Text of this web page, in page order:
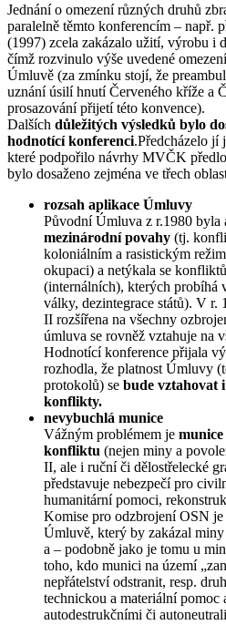
Jednání o omezení různých druhů
paralelně těmto konferencím – např.
(1997) zcela zakázalo užití, výrobu i
čímž rozvinulo výše uvedené
Úmluvě (za zmínku stojí, že
uznání úsilí hnutí Červeného kříže a
prosazování přijetí této konvence).
Dalších důležitých výsledků bylo
hodnotící konferenci.Předcházelo jí
které podpořilo návrhy MVČK
bylo dosaženo zejména ve třech
rozsah aplikace Úmluvy
Původní Úmluva z r.1980 byla
mezinárodní povahy (tj.
koloniálním a rasistickým
okupaci) a netýkala se
(internálních), kterých probíhá
války, dezintegrace států). V r.
II rozšířena na všechny
úmluva se rovněž vztahuje na
Hodnotící konference přijala
rozhodla, že platnost Úmluvy
protokolů) se bude vztahovat
konflikty.
nevybuchlá munice
Vážným problémem je
konfliktu (nejen miny a
II, ale i ruční či dělostřelecké
představuje nebezpečí pro
humanitární pomoci,
Komise pro odzbrojení OSN
Úmluvě, který by zakázal
a – podobně jako je tomu u
toho, kdo munici na území
nepřátelství odstranit, resp.
technickou a materiální
autodestrukčními či